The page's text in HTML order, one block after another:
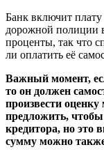
Банк включит плату
дорожной полиции
проценты, так что
ли оплатить её
Важный момент,
то он должен
произвести
предложить,
кредитора, но это
сумму можно